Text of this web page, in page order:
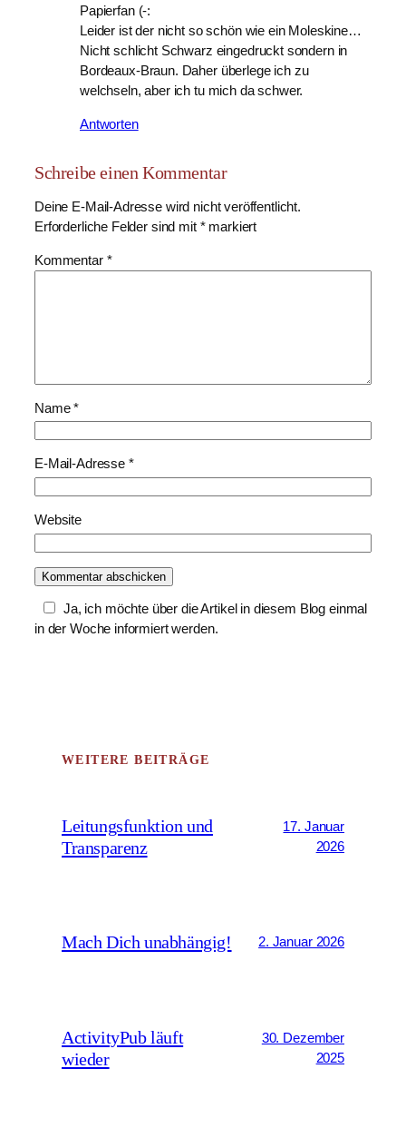
Papierfan (-:
Leider ist der nicht so schön wie ein Moleskine…
Nicht schlicht Schwarz eingedruckt sondern in
Bordeaux-Braun. Daher überlege ich zu
welchseln, aber ich tu mich da schwer.
Antworten
Schreibe einen Kommentar
Deine E-Mail-Adresse wird nicht veröffentlicht.
Erforderliche Felder sind mit *markiert
Kommentar *
Name*
E-Mail-Adresse *
Website
Ja, ich möchte über die Artikel in diesem Blog einmal
in der Woche informiert werden.
WEITERE BEITRÄGE
Leitungsfunktion und
Transparenz
17. Januar
2026
Mach Dich unabhängig! 2. Januar 2026
ActivityPub läuft
wieder
30. Dezember
2025